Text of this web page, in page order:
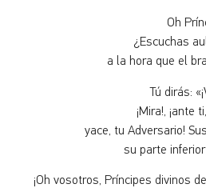
Oh
¿Escuchas
a la hora que el
Tú dirás:
¡Mira!, ¡ante
yace, tu Adversario!
su parte
¡Oh vosotros, Príncipes divinos